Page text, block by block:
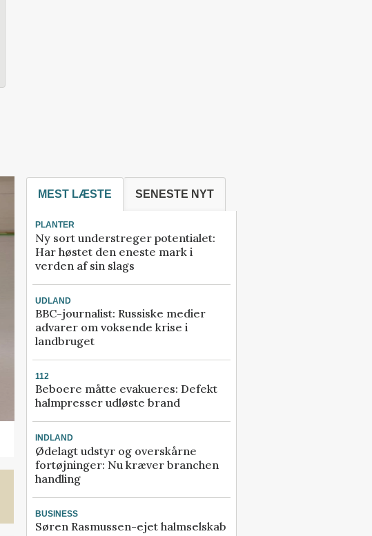
MEST LÆSTE SENESTE NYT
PLANTER
Ny sort understreger potentialet:
Har høstet den eneste mark i
verden af sin slags
UDLAND
BBC-journalist: Russiske medier
advarer om voksende krise i
landbruget
112
Beboere måtte evakueres: Defekt
halmpresser udløste brand
INDLAND
Ødelagt udstyr og overskårne
fortøjninger: Nu kræver branchen
handling
BUSINESS
Søren Rasmussen-ejet halmselskab